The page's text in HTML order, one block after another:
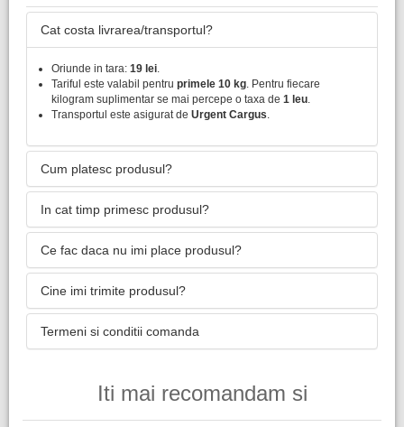
Cat costa livrarea/transportul?
Oriunde in tara: 19 lei
Tariful este valabil pentru primele 10 kg . Pentru fiecare
kilogram suplimentar se mai percepe o taxa de 1 leu
Transportul este asigurat de Urgent Cargus
Cum platesc produsul?
In cat timp primesc produsul?
Ce fac daca nu imi place produsul?
Cine imi trimite produsul?
Termeni si conditii comanda
Iti mai recomandam si